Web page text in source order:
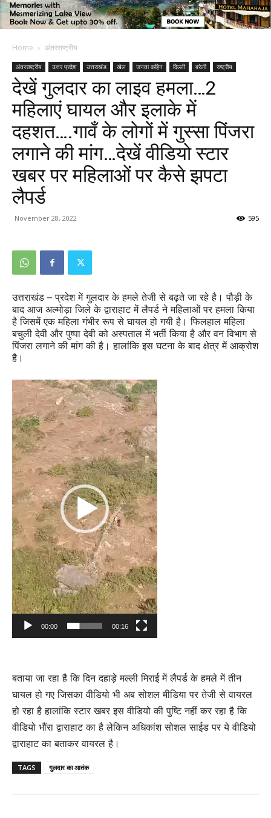
Home अंतरराष्ट्रीय
अंतरराष्ट्रीय उत्तर प्रदेश उत्तराखंड खेल जनता कहिन दिल्ली बरेली राष्ट्रीय
देखें गुलदार का लाइव हमला…2
महिलाएं घायल और इलाके में
दहशत….गावँ के लोगों में गुस्सा पिंजरा
लगाने की मांग…देखें वीडियो स्टार
खबर पर महिलाओं पर कैसे झपटा
लैपर्ड
November 28, 2022 595
उत्तराखंड – प्रदेश में गुलदार के हमले तेजी से बढ़ते जा रहे है। पौड़ी के
बाद आज अल्मोड़ा जिले के द्वाराहाट में लैपर्ड ने महिलाओं पर हमला किया
है जिसमें एक महिला गंभीर रूप से घायल हो गयी है। फिलहाल महिला
बचुली देवी और पुष्पा देवी को अस्पताल में भर्ती किया है और वन विभाग से
पिंजरा लगाने की मांग की है। हालांकि इस घटना के बाद क्षेत्र में आक्रोश
है।
Video
Player
00:00 00:16
बताया जा रहा है कि दिन दहाड़े मल्ली मिराई में लैपर्ड के हमले में तीन
घायल हो गए जिसका वीडियो भी अब सोशल मीडिया पर तेजी से वायरल
हो रहा है हालांकि स्टार खबर इस वीडियो की पुष्टि नहीं कर रहा है कि
वीडियो भौंरा द्वाराहाट का है लेकिन अधिकांश सोशल साईड पर ये वीडियो
द्वाराहाट का बताकर वायरल है।
TAGS गुलदार का आतंक